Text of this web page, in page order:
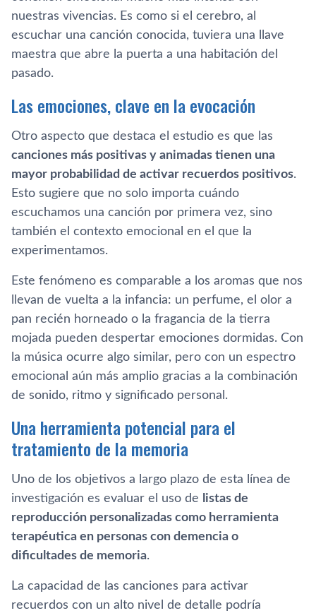
nuestras vivencias. Es como si el cerebro, al
escuchar una canción conocida, tuviera una llave
maestra que abre la puerta a una habitación del
pasado.
Las emociones, clave en la evocación
Otro aspecto que destaca el estudio es que las
canciones más positivas y animadas tienen una
mayor probabilidad de activar recuerdos positivos.
Esto sugiere que no solo importa cuándo
escuchamos una canción por primera vez, sino
también el contexto emocional en el que la
experimentamos.
Este fenómeno es comparable a los aromas que nos
llevan de vuelta a la infancia: un perfume, el olor a
pan recién horneado o la fragancia de la tierra
mojada pueden despertar emociones dormidas. Con
la música ocurre algo similar, pero con un espectro
emocional aún más amplio gracias a la combinación
de sonido, ritmo y significado personal.
Una herramienta potencial para el
tratamiento de la memoria
Uno de los objetivos a largo plazo de esta línea de
investigación es evaluar el uso de
listas de
reproducción personalizadas como herramienta
terapéutica en personas con demencia o
dificultades de memoria.
La capacidad de las canciones para activar
recuerdos con un alto nivel de detalle podría